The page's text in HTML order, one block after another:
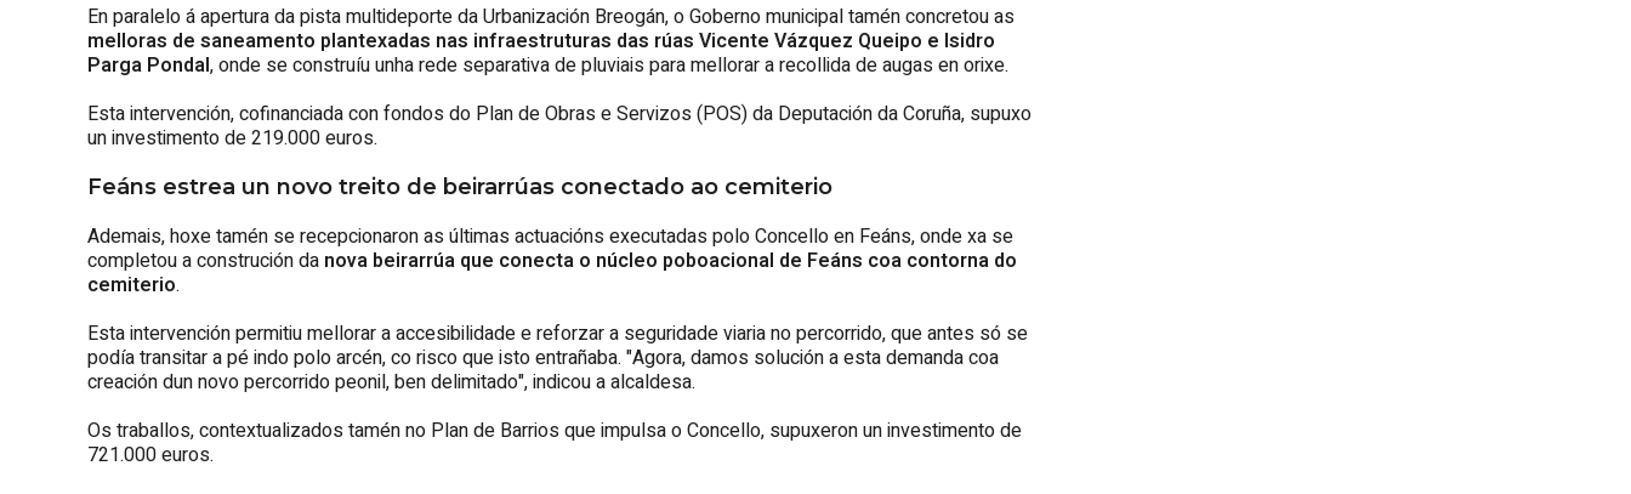
En paralelo á apertura da pista multideporte da Urbanización Breogán, o Goberno municipal tamén concretou as
melloras de saneamento plantexadas nas infraestruturas das rúas Vicente Vázquez Queipo e Isidro
Parga Pondal, onde se construíu unha rede separativa de pluviais para mellorar a recollida de augas en orixe.
Esta intervención, cofinanciada con fondos do Plan de Obras e Servizos (POS) da Deputación da Coruña, supuxo
un investimento de 219.000 euros.
Feáns estrea un novo treito de beirarrúas conectado ao cemiterio
Ademais, hoxe tamén se recepcionaron as últimas actuacións executadas polo Concello en Feáns, onde xa se
completou a construción da nova beirarrúa que conecta o núcleo poboacional de Feáns coa contorna do
cemiterio.
Esta intervención permitiu mellorar a accesibilidade e reforzar a seguridade viaria no percorrido, que antes só se
podía transitar a pé indo polo arcén, co risco que isto entrañaba. "Agora, damos solución a esta demanda coa
creación dun novo percorrido peonil, ben delimitado", indicou a alcaldesa.
Os traballos, contextualizados tamén no Plan de Barrios que impulsa o Concello, supuxeron un investimento de
721.000 euros.